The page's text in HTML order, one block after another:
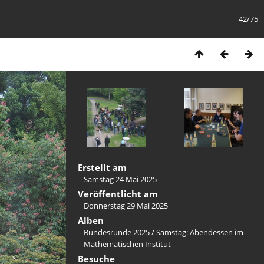
42/75
Erstellt am
Samstag 24 Mai 2025
Veröffentlicht am
Donnerstag 29 Mai 2025
Alben
Bundesrunde 2025/Samstag: Abendessen im
Mathematischen Institut
Besuche